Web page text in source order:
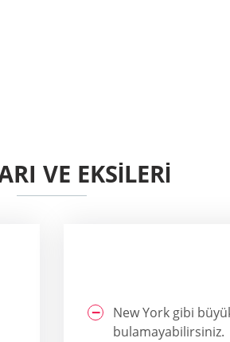
VE EKSİLERİ
New York gibi
bulamayabilirsiniz.